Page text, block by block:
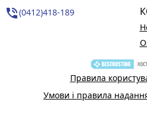
phone_in_talk(0412)418-189
Правила
Умови і правила